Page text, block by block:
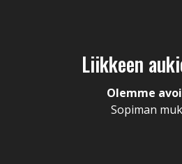
Liikkeen
Olemme
Sopiman